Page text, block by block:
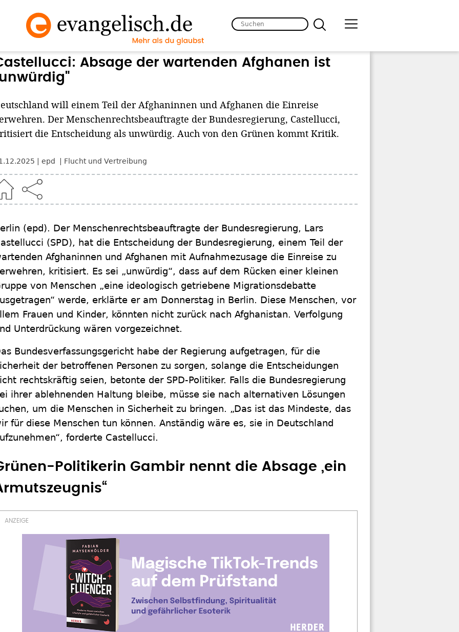
Absage der wartenden Afghanen ist
will einem Teil der Afghaninnen und Afghanen die Einreise
Der Menschenrechtsbeauftragte der Bundesregierung, Castellucci,
die Entscheidung als unwürdig. Auch von den Grünen kommt Kritik.
epd Flucht und Vertreibung
(epd). Der Menschenrechtsbeauftragte der Bundesregierung, Lars
(SPD), hat die Entscheidung der Bundesregierung, einem Teil der
Afghaninnen und Afghanen mit Aufnahmezusage die Einreise zu
kritisiert. Es sei „unwürdig“, dass auf dem Rücken einer kleinen
von Menschen „eine ideologisch getriebene Migrationsdebatte
werde, erklärte er am Donnerstag in Berlin. Diese Menschen, vor
Frauen und Kinder, könnten nicht zurück nach Afghanistan. Verfolgung
Unterdrückung wären vorgezeichnet.
Bundesverfassungsgericht habe der Regierung aufgetragen, für die
der betroffenen Personen zu sorgen, solange die Entscheidungen
rechtskräftig seien, betonte der SPD-Politiker. Falls die Bundesregierung
ihrer ablehnenden Haltung bleibe, müsse sie nach alternativen Lösungen
um die Menschen in Sicherheit zu bringen. „Das ist das Mindeste, das
für diese Menschen tun können. Anständig wäre es, sie in Deutschland
forderte Castellucci.
Politikerin Gambir nennt die Absage „ein